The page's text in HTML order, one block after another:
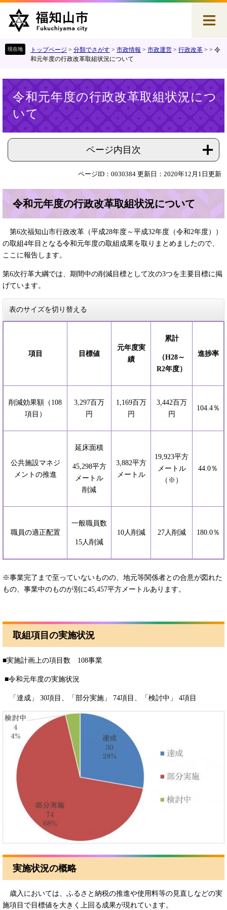
す
し
トップページ > 分類でさがす > 市政情報 > 市政運営 > 行政改革 > > 令
和元年度の行政改革取組状況について
令和元年度の行政改革取組状況につ
いて
ページ内目次
ページID：0030384 更新日：2020年12月1日更新
令和元年度の行政改革取組状況について
第6次福知山市行政改革（平成28年度～平成32年度（令和2年度））
の取組4年目となる令和元年度の取組成果を取りまとめましたので、
ここに報告します。
第6次行革大綱では、期間中の削減目標として次の3つを主要目標に掲
げています。
表のサイズを切り替える
項目 目標値
元年度実
績
累計
（H28～
R2年度）
進捗率
削減効果額（108
項目）
3,297百万
円
1,169百万
円
3,442百万
円
104.4％
公共施設マネジ
メントの推進
延床面積
45,298平方
メートル
削減
3,882平方
メートル
19,923平方
メートル
（※）
44.0％
職員の適正配置
一般職員数
15人削減
10人削減 27人削減 180.0％
※事業完了まで至っていないものの、地元等関係者との合意が図れた
もの、事業中のものが別に45,457平方メートルあります。
取組項目の実施状況
■実施計画上の項目数 108事業
■令和元年度の実施状況
「達成」 30項目、「部分実施」 74項目、「検討中」 4項目
実施状況の概略
歳入においては、ふるさと納税の推進や使用料等の見直しなどの実
施項目で目標値を大きく上回る成果が現れています。